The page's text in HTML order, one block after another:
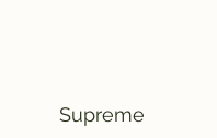
Supreme